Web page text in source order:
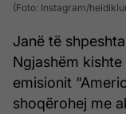
(Foto: Instagram/
Janë të
Ngjashëm
emisionit
shoqërohej me